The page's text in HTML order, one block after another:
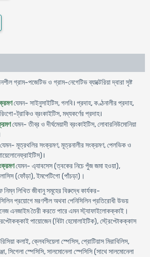
গ্রাম-পজেটিভ ও গ্রাম-নেগেটিভ ব্যাক্টেরিয়া দ্বারা সৃষ্ট
যেমন- সাইনুসাইটিস, গলবি। প্রদাহ, কণ্ঠনালীর প্রদাহ,
-ট্রাকিও ব্রংকাইটিস, মধ্যকর্ণের প্রদাহ।
যেমন-তীব্র ও দীর্ঘমেয়াদী ব্রংকাইটিস, লােবারনিউমােনিয়া
যেমন- মূত্রথলির সংক্রমণ, মূত্রনালীর সংক্রমণ, পেলভিক ও
)।
যেমন- এ্যাবসেস(ত্বকের নিচে পুঁজ জমা হওয়া),
(ফোঁড়া), ইমপেটিগাে(পাঁচড়া)।
লিখিত জীবানু সমূহের বিরুদ্ধে কার্যকর-
প্রয়ােগে মরণশীল অথবা পেনিসিলিন প্রতিরােধী উভয়
এনজাইম তৈরী করতে পারে এমন স্ট্যাফাইলােকক্কাই।
পায়ােজেন (বিটা হেমােলাইটিক), স্ট্রেপ্টোকক্কাস
কলাই, ক্লেবসিয়েলা স্পেসিস, প্রােটিয়াস মিরাবিলিস,
সিগেলা স্পেসিসি, সালমােনেলা স্পেসিসি (সাথে সালমােনেলা